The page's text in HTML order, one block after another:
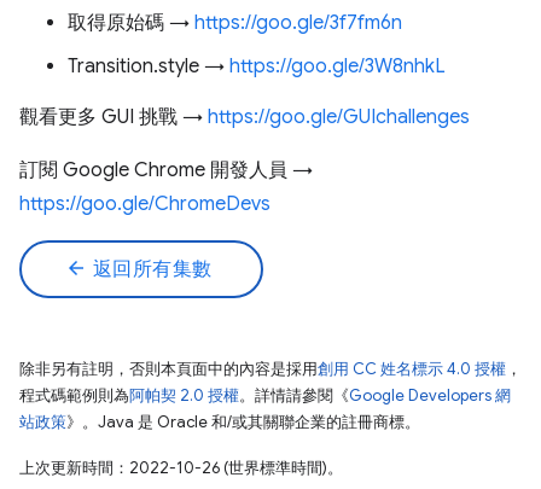
取得原始碼 → https://goo.gle/3f7fm6n
Transition.style → https://goo.gle/3W8nhkL
觀看更多 GUI 挑戰 → https://goo.gle/GUIchallenges
訂閱 Google Chrome 開發人員 →
https://goo.gle/ChromeDevs
arrow_back 返回所有集數
除非另有註明，否則本頁面中的內容是採用創用 CC 姓名標示 4.0 授權 ，
程式碼範例則為阿帕契 2.0 授權。詳情請參閱《Google Developers 網
站政策》。Java 是 Oracle 和/或其關聯企業的註冊商標。
上次更新時間：2022-10-26 (世界標準時間)。